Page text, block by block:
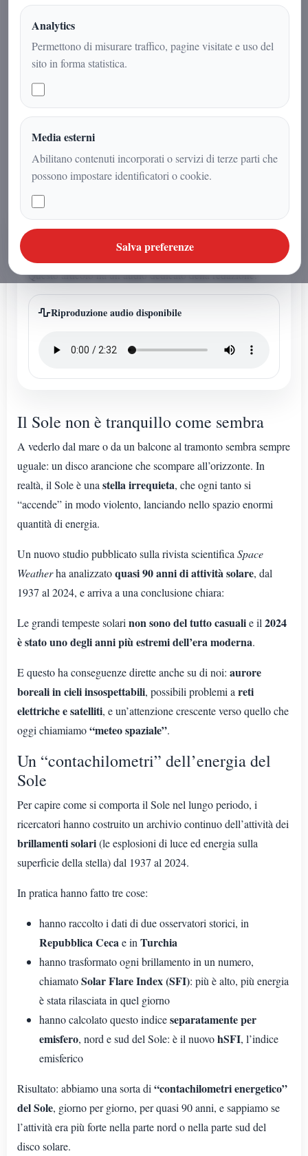
L’analisi di 90 anni di attività del Sole
mostra come grandi brillamenti,
aurore boreali estese e disturbi alla
magnetosfera terrestre siano più
probabili in specifiche fasi dei cicli
solari, con implicazioni dirette per
infrastrutture elettriche, satelliti e
sistemi di comunicazione.
AUDIO ARTICOLO
Ascolta l'audio articolo
Questo articolo ha un audio dedicato della redazione.
Riproduzione audio disponibile
Il Sole non è tranquillo come sembra
A vederlo dal mare o da un balcone al tramonto sembra sempre
uguale: un disco arancione che scompare all’orizzonte. In
realtà, il Sole è una stella irrequieta, che ogni tanto si
“accende” in modo violento, lanciando nello spazio enormi
quantità di energia.
Un nuovo studio pubblicato sulla rivista scientifica Space
Weatherha analizzatoquasi 90 anni di attività solare, dal
1937 al 2024, e arriva a una conclusione chiara:
Le grandi tempeste solari non sono del tutto casualie il 2024
è stato uno degli anni più estremi dell’era moderna.
E questo ha conseguenze dirette anche su di noi: aurore
boreali in cieli insospettabili, possibili problemi a reti
elettriche e satelliti, e un’attenzione crescente verso quello che
oggi chiamiamo“meteo spaziale”.
Un “contachilometri” dell’energia del
Sole
Per capire come si comporta il Sole nel lungo periodo, i
ricercatori hanno costruito un archivio continuo dell’attività dei
brillamenti solari(le esplosioni di luce ed energia sulla
superficie della stella) dal 1937 al 2024.
In pratica hanno fatto tre cose:
hanno raccolto i dati di due osservatori storici, in
Repubblica Cecae in Turchia
hanno trasformato ogni brillamento in un numero,
chiamatoSolar Flare Index (SFI): più è alto, più energia
è stata rilasciata in quel giorno
hanno calcolato questo indiceseparatamente per
emisfero, nord e sud del Sole: è il nuovohSFI, l’indice
emisferico
Risultato: abbiamo una sorta di “contachilometri energetico”
del Sole, giorno per giorno, per quasi 90 anni, e sappiamo se
l’attività era più forte nella parte nord o nella parte sud del
disco solare.
Analytics
Permettono di misurare traffico, pagine visitate e uso del
sito in forma statistica.
Media esterni
Abilitano contenuti incorporati o servizi di terze parti che
possono impostare identificatori o cookie.
Salva preferenze